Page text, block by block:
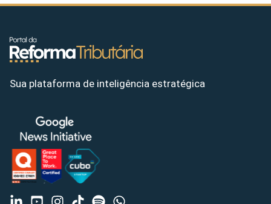
Sua plataforma de inteligência estratégica